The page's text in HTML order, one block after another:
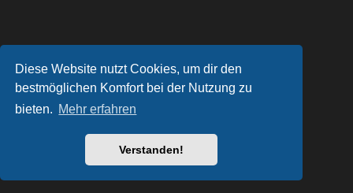
Diese Website nutzt Cookies, um dir den
bestmöglichen Komfort bei der Nutzung zu
bieten. Mehr erfahren
Verstanden!